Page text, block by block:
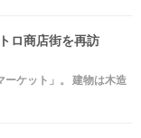
ロ商店街を再訪
ケット」。 建物は木造